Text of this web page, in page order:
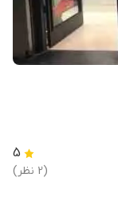
5
(2 نظر)